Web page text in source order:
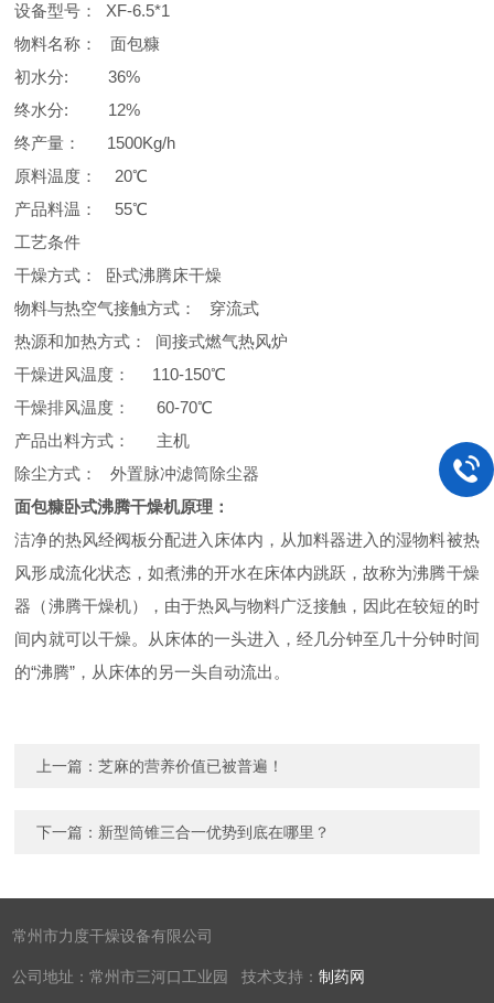
设备型号： XF-6.5*1
物料名称： 面包糠
初水分: 36%
终水分: 12%
终产量： 1500Kg/h
原料温度： 20℃
产品料温： 55℃
工艺条件
干燥方式： 卧式沸腾床干燥
物料与热空气接触方式： 穿流式
热源和加热方式： 间接式燃气热风炉
干燥进风温度： 110-150℃
干燥排风温度： 60-70℃
产品出料方式： 主机
除尘方式： 外置脉冲滤筒除尘器
面包糠卧式沸腾干燥机原理：
洁净的热风经阀板分配进入床体内，从加料器进入的湿物料被热
风形成流化状态，如煮沸的开水在床体内跳跃，故称为沸腾干燥
器（沸腾干燥机），由于热风与物料广泛接触，因此在较短的时
间内就可以干燥。从床体的一头进入，经几分钟至几十分钟时间
的“沸腾”，从床体的另一头自动流出。
上一篇：芝麻的营养价值已被普遍！
下一篇： 新型筒锥三合一优势到底在哪里？
常州市力度干燥设备有限公司
公司地址：常州市三河口工业园 技术支持：制药网